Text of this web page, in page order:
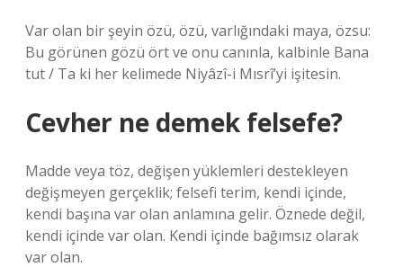
Var olan bir şeyin özü, özü, varlığındaki maya, özsu:
Bu görünen gözü ört ve onu canınla, kalbinle Bana
tut / Ta ki her kelimede Niyâzî-i Mısrî’yi işitesin.
Cevher ne demek felsefe?
Madde veya töz, değişen yüklemleri destekleyen
değişmeyen gerçeklik; felsefi terim, kendi içinde,
kendi başına var olan anlamına gelir. Öznede değil,
kendi içinde var olan. Kendi içinde bağımsız olarak
var olan.